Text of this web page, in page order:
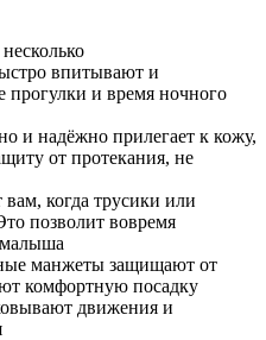
впитывают и
и время ночного
и надёжно прилегает к кожу,
от протекания, не
вам, когда трусики или
позволит вовремя
малыша
манжеты защищают от
комфортную посадку
движения и